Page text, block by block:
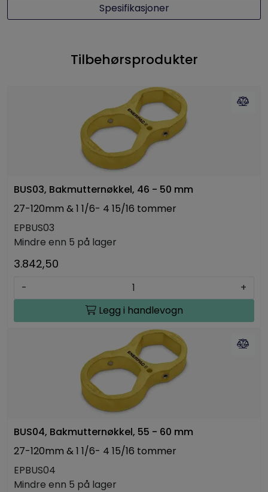
Spesifikasjoner
Tilbehørsprodukter
BUS03, Bakmutternøkkel, 46 - 50 mm
27-120mm & 1 1/6- 4 15/16 tommer
EPBUS03
Mindre enn 5 på lager
3.842,50
-
+
Legg i handlevogn
BUS04, Bakmutternøkkel, 55 - 60 mm
27-120mm & 1 1/6- 4 15/16 tommer
EPBUS04
Mindre enn 5 på lager